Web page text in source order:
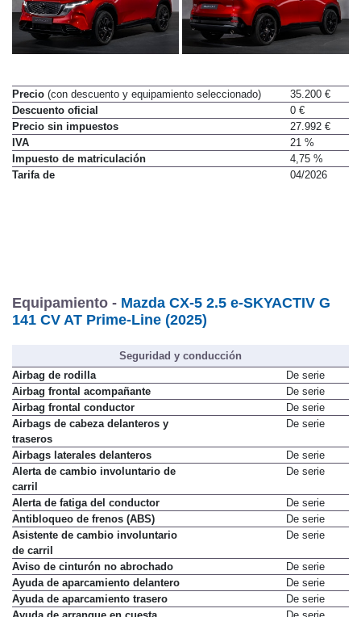
Precio (con descuento y equipamiento seleccionado)
35.200 €
Descuento oficial
0 €
Precio sin impuestos
27.992 €
IVA
21 %
Impuesto de matriculación
4,75 %
Tarifa de
04/2026
Equipamiento - Mazda CX-5 2.5 e-SKYACTIV G
141 CV AT Prime-Line (2025)
Seguridad y conducción
Airbag de rodilla
De serie
Airbag frontal acompañante
De serie
Airbag frontal conductor
De serie
Airbags de cabeza delanteros y
traseros
De serie
Airbags laterales delanteros
De serie
Alerta de cambio involuntario de
carril
De serie
Alerta de fatiga del conductor
De serie
Antibloqueo de frenos (ABS)
De serie
Asistente de cambio involuntario
de carril
De serie
Aviso de cinturón no abrochado
De serie
Ayuda de aparcamiento delantero
De serie
Ayuda de aparcamiento trasero
De serie